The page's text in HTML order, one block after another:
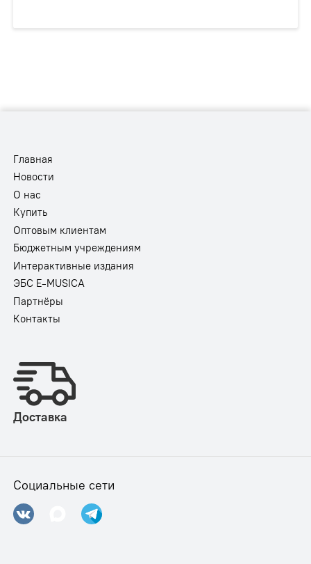
Главная
Новости
О нас
Купить
Оптовым клиентам
Бюджетным учреждениям
Интерактивные издания
ЭБС E-MUSICA
Партнёры
Контакты
Доставка
Социальные сети